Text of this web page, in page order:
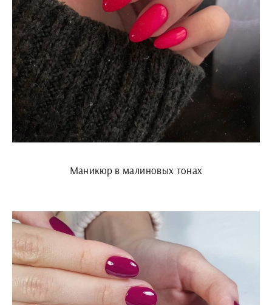
Маникюр в малиновых тонах